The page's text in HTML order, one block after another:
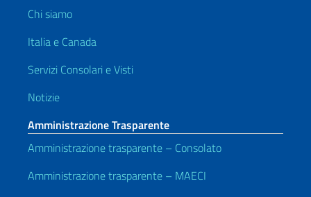
Chi siamo
Italia e Canada
Servizi Consolari e Visti
Notizie
Amministrazione Trasparente
Amministrazione trasparente – Consolato
Amministrazione trasparente – MAECI